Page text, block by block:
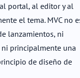
portal, al editor y al
el tema. MVC no
lanzamientos, ni
principalmente una
de diseño de